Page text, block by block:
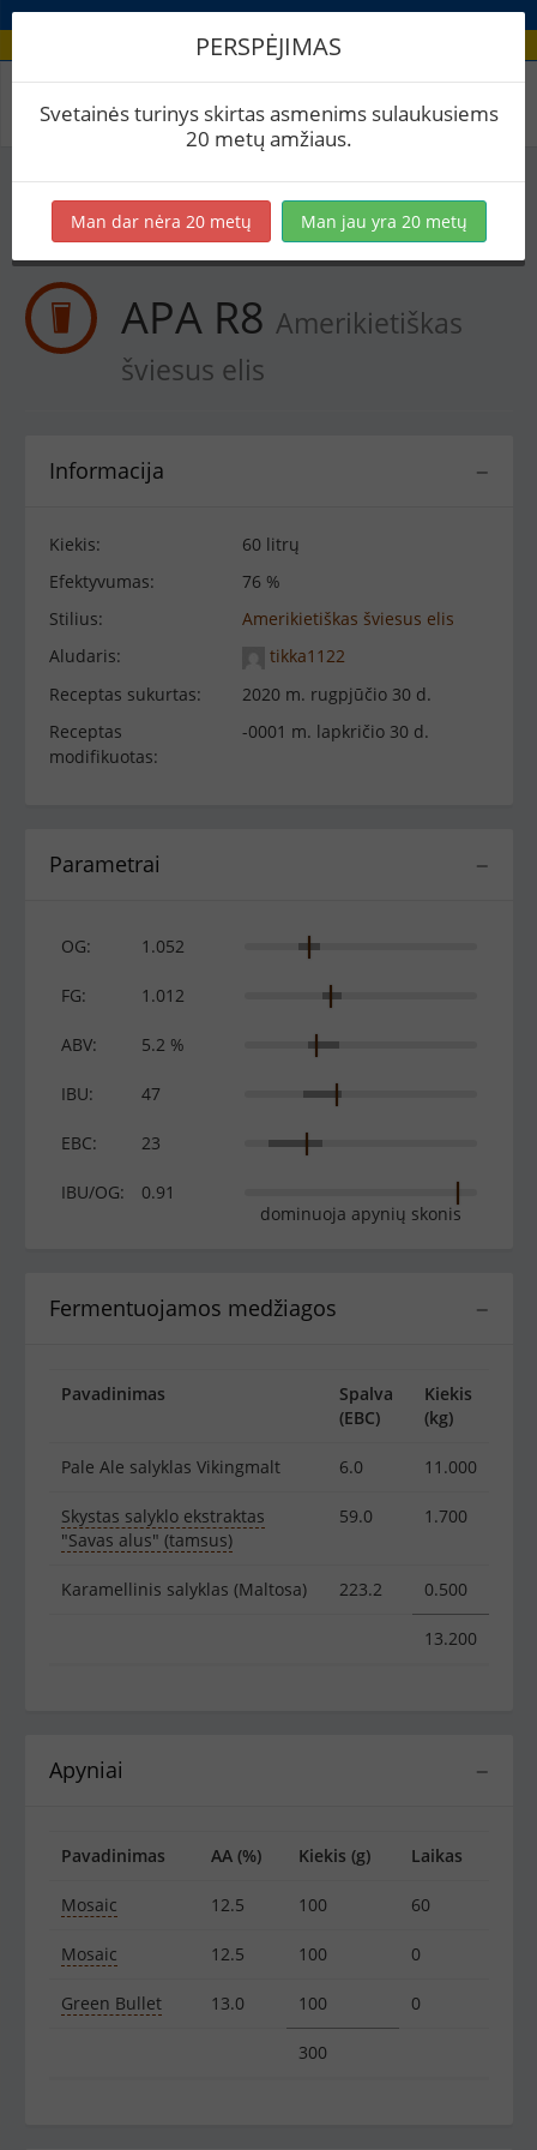
Receptas / APA R8
Virimai (1)
BeerXML
APA R8 Amerikietiškas
šviesus elis
−
Informacija
Kiekis:
60 litrų
Efektyvumas:
76 %
Stilius:
Amerikietiškas šviesus elis
Aludaris:
tikka1122
Receptas sukurtas:
2020 m. rugpjūčio 30 d.
Receptas
modifikuotas:
-0001 m. lapkričio 30 d.
−
Parametrai
OG: 1.052
FG: 1.012
ABV: 5.2 %
IBU: 47
EBC: 23
IBU/OG:
0.91
dominuoja apynių skonis
−
Fermentuojamos medžiagos
Pavadinimas
Spalva
(EBC)
Kiekis
(kg)
Pale Ale salyklas Vikingmalt 6.0 11.000
Skystas salyklo ekstraktas
"Savas alus" (tamsus)
59.0 1.700
Karamellinis salyklas (Maltosa) 223.2 0.500
13.200
−
Apyniai
Pavadinimas AA (%) Kiekis (g) Laikas
Mosaic 12.5 100 60
Mosaic 12.5 100 0
Green Bullet 13.0 100 0
300
PERSPĖJIMAS
Svetainės turinys skirtas asmenims sulaukusiems
20 metų amžiaus.
Man dar nėra 20 metų Man jau yra 20 metų